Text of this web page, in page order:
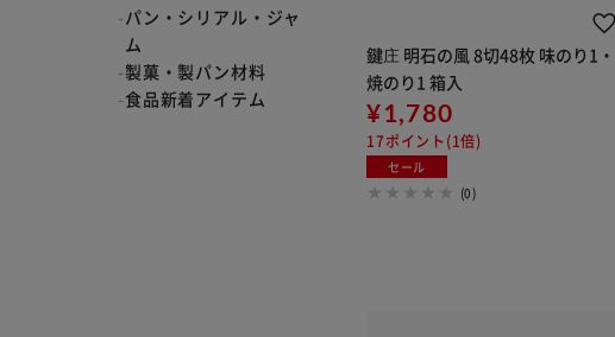
パン・シリアル・ジャ
ム
製菓・製パン材料
食品新着アイテム
鍵庄 明石の風 8切48枚 味のり1・
焼のり1 箱入
¥1,780
17ポイント(1倍)
セール
(0)